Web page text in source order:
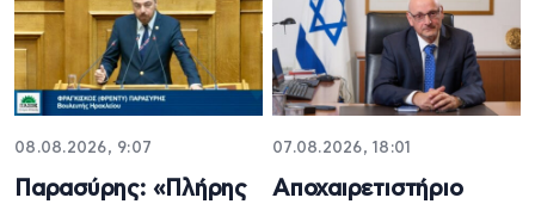
08.08.2026, 9:07
Παρασύρης: «Πλήρης
07.08.2026, 18:01
Αποχαιρετιστήριο